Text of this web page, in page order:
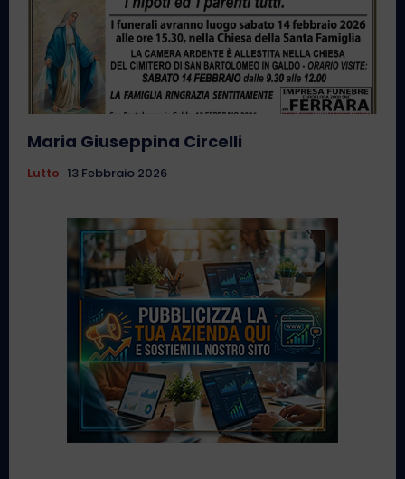
Maria Giuseppina Circelli
Lutto 13 Febbraio 2026